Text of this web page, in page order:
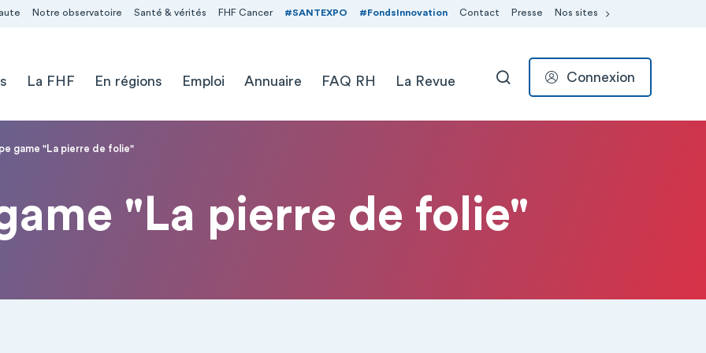
Notre observatoire Santé & vérités FHF Cancer #SANTEXPO #FondsInnovation Contact Presse Nos sites
La FHF En régions Emploi Annuaire FAQ RH La Revue RECHERCHER
Connexion
game "La pierre de folie"
"La pierre de folie"